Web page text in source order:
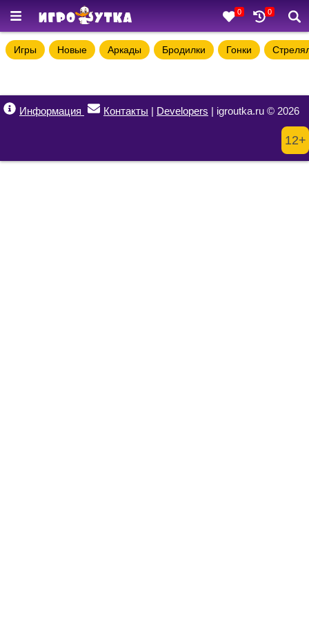
0 0
Игры Новые Аркады Бродилки Гонки
Информация Контакты | Developers | igroutka.ru © 2026
12+